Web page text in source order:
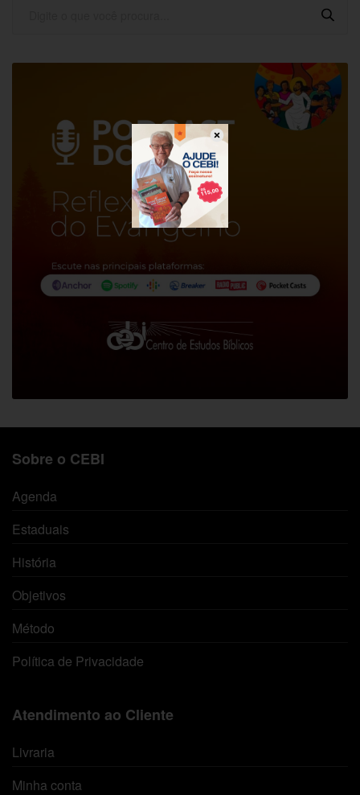
Sobre o CEBI
Agenda
Estaduais
História
Objetivos
Método
Política de Privacidade
Atendimento ao Cliente
Livraria
Minha conta